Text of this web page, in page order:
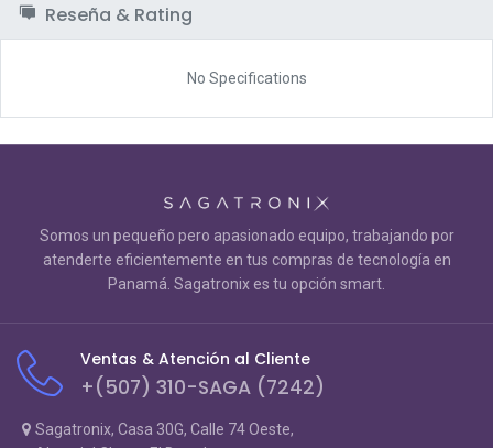
Reseña & Rating
No Specifications
Somos un pequeño pero apasionado equipo, trabajando por
atenderte eficientemente en tus compras de tecnología en
Panamá. Sagatronix es tu opción smart.
Ventas & Atención al Cliente
+(507) 310-SAGA (7242)
Sagatronix, Casa 30G, Calle 74 Oeste,